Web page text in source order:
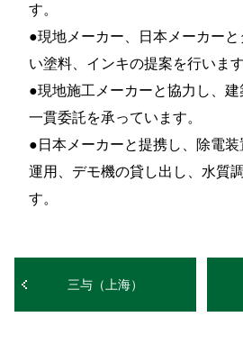
す。
●現地メーカー、日本メーカー
い塗料、インキの提案を行います
●現地施工メーカーと協力し、
一貫委託を承っています。
●日本メーカーと提携し、除電
運用、デモ機の貸し出し、水質
す。
三与（上海）